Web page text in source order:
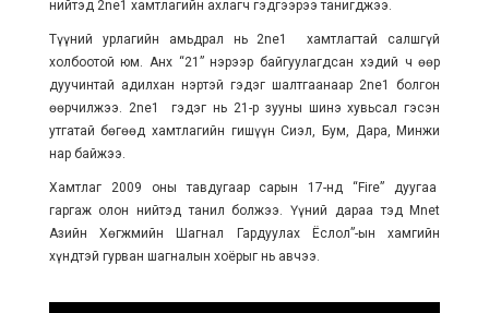
нийтэд 2ne1 хамтлагийн ахлагч гэдгээрээ танигджээ.
Түүний урлагийн амьдрал нь 2ne1 хамтлагтай салшгүй
холбоотой юм. Анх “21” нэрээр байгуулагдсан хэдий ч өөр
дуучинтай адилхан нэртэй гэдэг шалтгаанаар 2ne1 болгон
өөрчилжээ. 2ne1 гэдэг нь 21-р зууны шинэ хувьсал гэсэн
утгатай бөгөөд хамтлагийн гишүүн Сиэл, Бум, Дара, Минжи
нар байжээ.
Хамтлаг 2009 оны тавдугаар сарын 17-нд “Fire” дуугаа
гаргаж олон нийтэд танил болжээ. Үүний дараа тэд Mnet
Азийн Хөгжмийн Шагнал Гардуулах Ёслол”-ын хамгийн
хүндтэй гурван шагналын хоёрыг нь авчээ.